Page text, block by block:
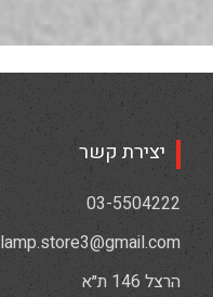
יצירת קשר
03-5504222
lamp.store3@gmail.com
הרצל 146 ת״א